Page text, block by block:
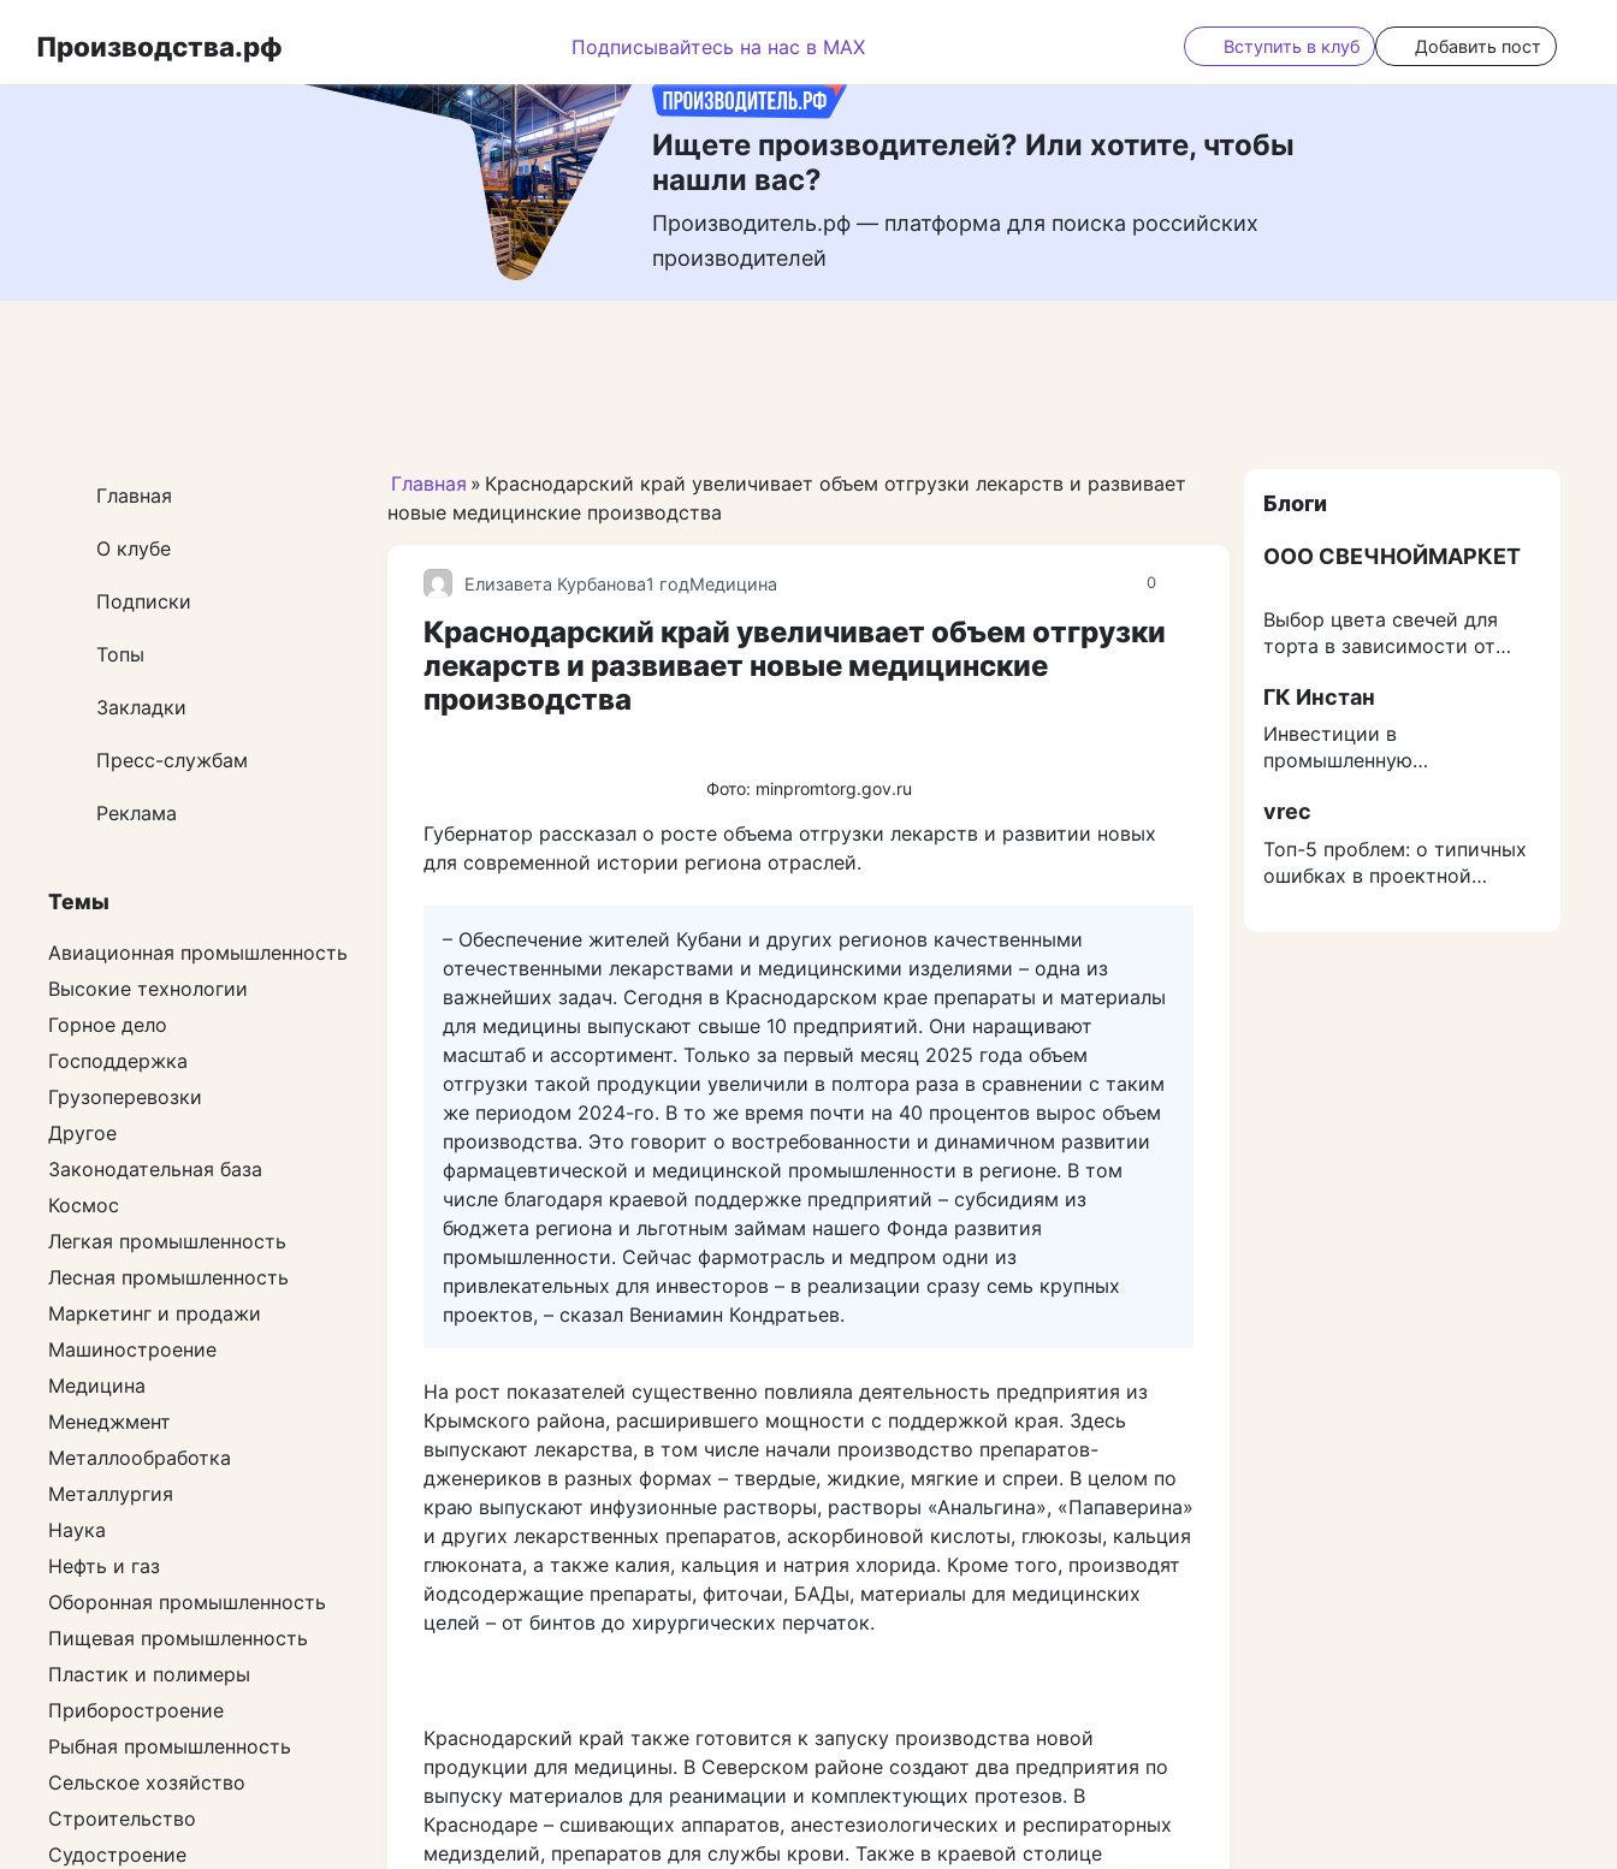
Ищете производителей? Или хотите, чтобы
нашли вас?
Производитель.рф — платформа для поиска российских
производителей
Производства.рф Подписывайтесь на нас в MAX Вступить в клуб Добавить пост
Главная » Краснодарский край увеличивает объем отгрузки лекарств и развивает
новые медицинские производства
0
Елизавета Курбанова1 годМедицина
Краснодарский край увеличивает объем отгрузки
лекарств и развивает новые медицинские
производства
Фото: minpromtorg.gov.ru
Губернатор рассказал о росте объема отгрузки лекарств и развитии новых
для современной истории региона отраслей.
– Обеспечение жителей Кубани и других регионов качественными
отечественными лекарствами и медицинскими изделиями – одна из
важнейших задач. Сегодня в Краснодарском крае препараты и материалы
для медицины выпускают свыше 10 предприятий. Они наращивают
масштаб и ассортимент. Только за первый месяц 2025 года объем
отгрузки такой продукции увеличили в полтора раза в сравнении с таким
же периодом 2024-го. В то же время почти на 40 процентов вырос объем
производства. Это говорит о востребованности и динамичном развитии
фармацевтической и медицинской промышленности в регионе. В том
числе благодаря краевой поддержке предприятий – субсидиям из
бюджета региона и льготным займам нашего Фонда развития
промышленности. Сейчас фармотрасль и медпром одни из
привлекательных для инвесторов – в реализации сразу семь крупных
проектов, – сказал Вениамин Кондратьев.
На рост показателей существенно повлияла деятельность предприятия из
Крымского района, расширившего мощности с поддержкой края. Здесь
выпускают лекарства, в том числе начали производство препаратов-
дженериков в разных формах – твердые, жидкие, мягкие и спреи. В целом по
краю выпускают инфузионные растворы, растворы «Анальгина», «Папаверина»
и других лекарственных препаратов, аскорбиновой кислоты, глюкозы, кальция
глюконата, а также калия, кальция и натрия хлорида. Кроме того, производят
йодсодержащие препараты, фиточаи, БАДы, материалы для медицинских
целей – от бинтов до хирургических перчаток.
Краснодарский край также готовится к запуску производства новой
продукции для медицины. В Северском районе создают два предприятия по
выпуску материалов для реанимации и комплектующих протезов. В
Краснодаре – сшивающих аппаратов, анестезиологических и респираторных
медизделий, препаратов для службы крови. Также в краевой столице
Главная
О клубе
Подписки
Топы
Закладки
Пресс-службам
Реклама
Темы
Авиационная промышленность
Высокие технологии
Горное дело
Господдержка
Грузоперевозки
Другое
Законодательная база
Космос
Легкая промышленность
Лесная промышленность
Маркетинг и продажи
Машиностроение
Медицина
Менеджмент
Металлообработка
Металлургия
Наука
Нефть и газ
Оборонная промышленность
Пищевая промышленность
Пластик и полимеры
Приборостроение
Рыбная промышленность
Сельское хозяйство
Строительство
Судостроение
Блоги
ООО СВЕЧНОЙМАРКЕТ
Выбор цвета свечей для
торта в зависимости от
ГК Инстан
Инвестиции в
промышленную
защититься от роста
расходов на строительство
vrec
Топ-5 проблем: о типичных
ошибках в проектной